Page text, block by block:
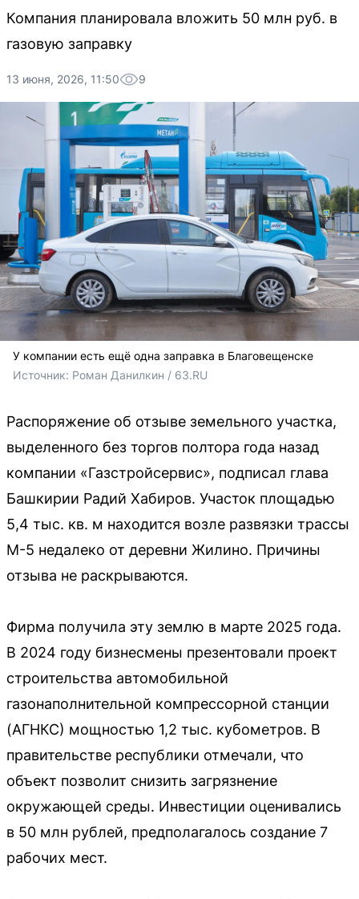
Компания планировала вложить 50 млн руб. в
газовую заправку
13 июня, 2026, 11:50 9
У компании есть ещё одна заправка в Благовещенске
Источник: Роман Данилкин / 63.RU
Распоряжение об отзыве земельного участка,
выделенного без торгов полтора года назад
компании «Газстройсервис», подписал глава
Башкирии Радий Хабиров. Участок площадью
5,4 тыс. кв. м находится возле развязки трассы
М-5 недалеко от деревни Жилино. Причины
отзыва не раскрываются.
Фирма получила эту землю в марте 2025 года.
В 2024 году бизнесмены презентовали проект
строительства автомобильной
газонаполнительной компрессорной станции
(АГНКС) мощностью 1,2 тыс. кубометров. В
правительстве республики отмечали, что
объект позволит снизить загрязнение
окружающей среды. Инвестиции оценивались
в 50 млн рублей, предполагалось создание 7
рабочих мест.